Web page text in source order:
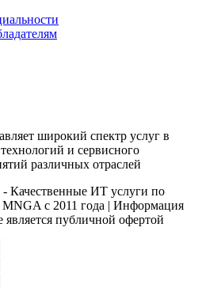
широкий спектр услуг в
и сервисного
различных отраслей
ИТ услуги по
с 2011 года | Информация
является публичной офертой